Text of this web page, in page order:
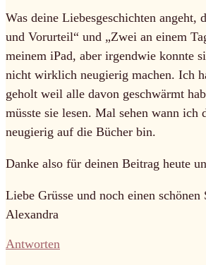
Was deine Liebesgeschichten angeht,
und Vorurteil“ und „Zwei an einem
meinem iPad, aber irgendwie konnte
nicht wirklich neugierig machen. Ich
geholt weil alle davon geschwärmt
müsste sie lesen. Mal sehen wann
neugierig auf die Bücher bin.
Danke also für deinen Beitrag heute
Liebe Grüsse und noch einen schönen
Alexandra
Antworten